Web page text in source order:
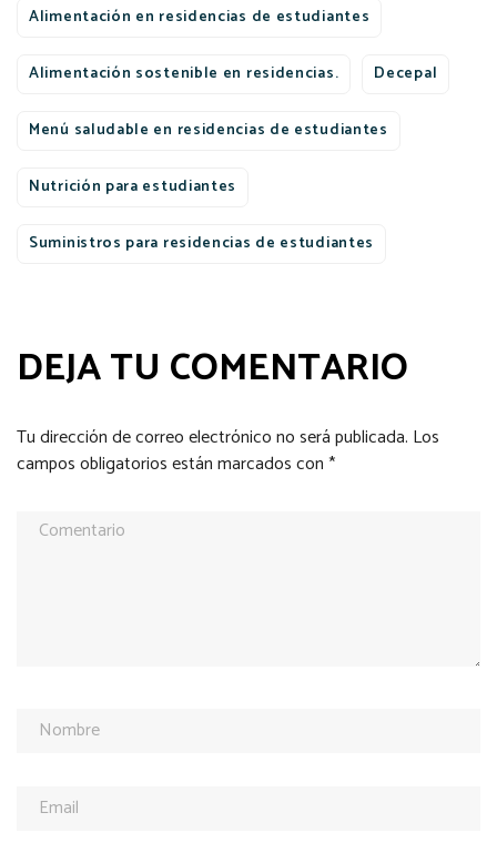
Alimentación en residencias de estudiantes
Alimentación sostenible en residencias. Decepal
Menú saludable en residencias de estudiantes
Nutrición para estudiantes
Suministros para residencias de estudiantes
DEJA TU COMENTARIO
Tu dirección de correo electrónico no será publicada. Los
campos obligatorios están marcados con*